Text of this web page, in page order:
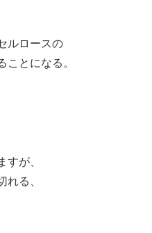
ルロースの
ことになる。
すが、
れる、